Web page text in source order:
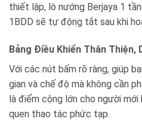
thiết lập, lò nướng Berjaya 1
1BDD sẽ tự động tắt sau khi
Bảng Điều Khiển Thân Thiện,
Với các nút bấm rõ ràng, giúp
gian và chế độ mà không cần
là điểm cộng lớn cho người mới
quen thao tác phức tạp.